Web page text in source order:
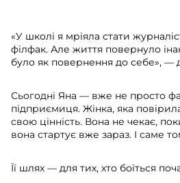
«У школі я мріяла стати
філфак. Але життя повернуло
було як повернення до себе», —
Сьогодні Яна — вже не просто
підприємиця. Жінка, яка
свою цінність. Вона не чекає,
вона стартує вже зараз. І саме
Її шлях — для тих, хто боїться